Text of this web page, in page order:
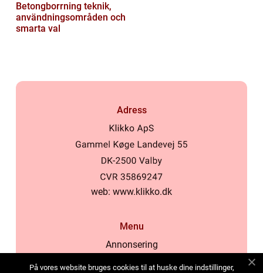
Betongborrning teknik,
användningsområden och
smarta val
Adress
web: www.klikko.dk
Menu
Annonsering
På vores website bruges cookies til at huske dine indstillinger,